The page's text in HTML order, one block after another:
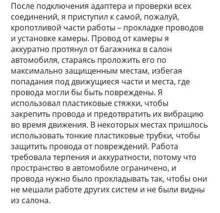
После подключения адаптера и проверки всех
соединений, я приступил к самой, пожалуй,
кропотливой части работы – прокладке проводов
и установке камеры. Провод от камеры я
аккуратно протянул от багажника в салон
автомобиля, стараясь проложить его по
максимально защищенным местам, избегая
попадания под движущиеся части и места, где
провода могли бы быть повреждены. Я
использовал пластиковые стяжки, чтобы
закрепить провода и предотвратить их вибрацию
во время движения. В некоторых местах пришлось
использовать тонкие пластиковые трубки, чтобы
защитить провода от повреждений. Работа
требовала терпения и аккуратности, потому что
пространство в автомобиле ограничено, и
провода нужно было прокладывать так, чтобы они
не мешали работе других систем и не были видны
из салона.